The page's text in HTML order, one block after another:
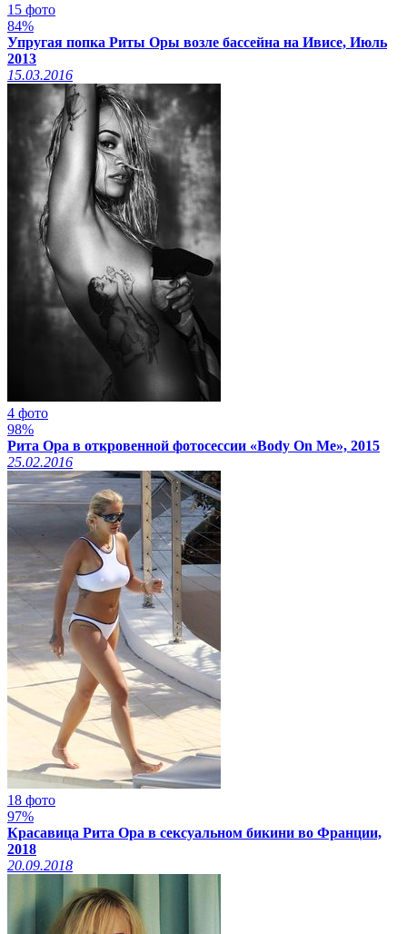
15 фото
84%
Упругая попка Риты Оры возле бассейна на Ивисе, Июль
2013
15.03.2016
4 фото
98%
Рита Ора в откровенной фотосессии «Body On Me», 2015
25.02.2016
18 фото
97%
Красавица Рита Ора в сексуальном бикини во Франции,
2018
20.09.2018